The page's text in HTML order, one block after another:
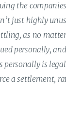
the
just highly
as no
personally,
personally is
a settlement,